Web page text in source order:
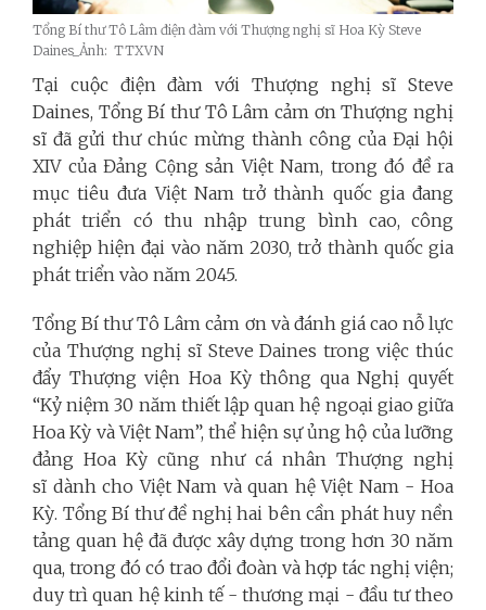
Tổng Bí thư Tô Lâm điện đàm với Thượng nghị sĩ Hoa Kỳ Steve
Daines_Ảnh: TTXVN
Tại cuộc điện đàm với Thượng nghị sĩ Steve
Daines, Tổng Bí thư Tô Lâm cảm ơn Thượng nghị
sĩ đã gửi thư chúc mừng thành công của Đại hội
XIV của Đảng Cộng sản Việt Nam, trong đó đề ra
mục tiêu đưa Việt Nam trở thành quốc gia đang
phát triển có thu nhập trung bình cao, công
nghiệp hiện đại vào năm 2030, trở thành quốc gia
phát triển vào năm 2045.
Tổng Bí thư Tô Lâm cảm ơn và đánh giá cao nỗ lực
của Thượng nghị sĩ Steve Daines trong việc thúc
đẩy Thượng viện Hoa Kỳ thông qua Nghị quyết
“Kỷ niệm 30 năm thiết lập quan hệ ngoại giao giữa
Hoa Kỳ và Việt Nam”, thể hiện sự ủng hộ của lưỡng
đảng Hoa Kỳ cũng như cá nhân Thượng nghị
sĩ dành cho Việt Nam và quan hệ Việt Nam - Hoa
Kỳ. Tổng Bí thư đề nghị hai bên cần phát huy nền
tảng quan hệ đã được xây dựng trong hơn 30 năm
qua, trong đó có trao đổi đoàn và hợp tác nghị viện;
duy trì quan hệ kinh tế - thương mại - đầu tư theo